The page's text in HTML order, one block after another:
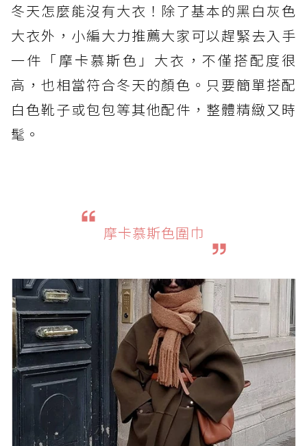
冬天怎麼能沒有大衣！除了基本的黑白灰色
大衣外，小編大力推薦大家可以趕緊去入手
一件「摩卡慕斯色」大衣，不僅搭配度很
高，也相當符合冬天的顏色。只要簡單搭配
白色靴子或包包等其他配件，整體精緻又時
髦。
摩卡慕斯色圍巾